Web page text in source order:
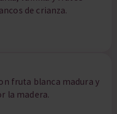
de crianza.
fruta blanca madura y
la madera.